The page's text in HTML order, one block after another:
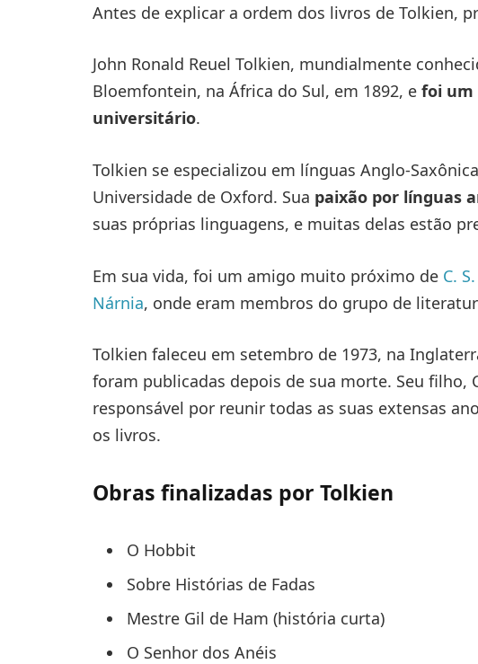
Antes de explicar a ordem dos livros de Tolkien,
John Ronald Reuel Tolkien, mundialmente
Bloemfontein, na África do Sul, em 1892, e foi um
universitário.
Tolkien se especializou em línguas Anglo-
Universidade de Oxford. Sua paixão por línguas
suas próprias linguagens, e muitas delas estão
Em sua vida, foi um amigo muito próximo de C.
Nárnia, onde eram membros do grupo de
Tolkien faleceu em setembro de 1973, na
foram publicadas depois de sua morte. Seu filho,
responsável por reunir todas as suas extensas
os livros.
Obras finalizadas por Tolkien
O Hobbit
Sobre Histórias de Fadas
Mestre Gil de Ham (história curta)
O Senhor dos Anéis